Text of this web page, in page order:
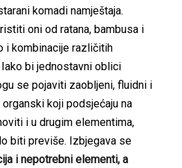
komadi namještaja.
oni od ratana, bambusa i
i kombinacije različitih
bi jednostavni oblici
se pojaviti zaobljeni, fluidni i
koji podsjećaju na
i u drugim elementima,
biti previše. Izbjegava se
i nepotrebni elementi, a